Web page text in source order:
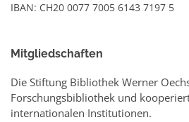
IBAN: CH20 0077 7005 6143 7197 5
Mitgliedschaften
Die Stiftung Bibliothek Werner
Forschungsbibliothek und
internationalen Institutionen.